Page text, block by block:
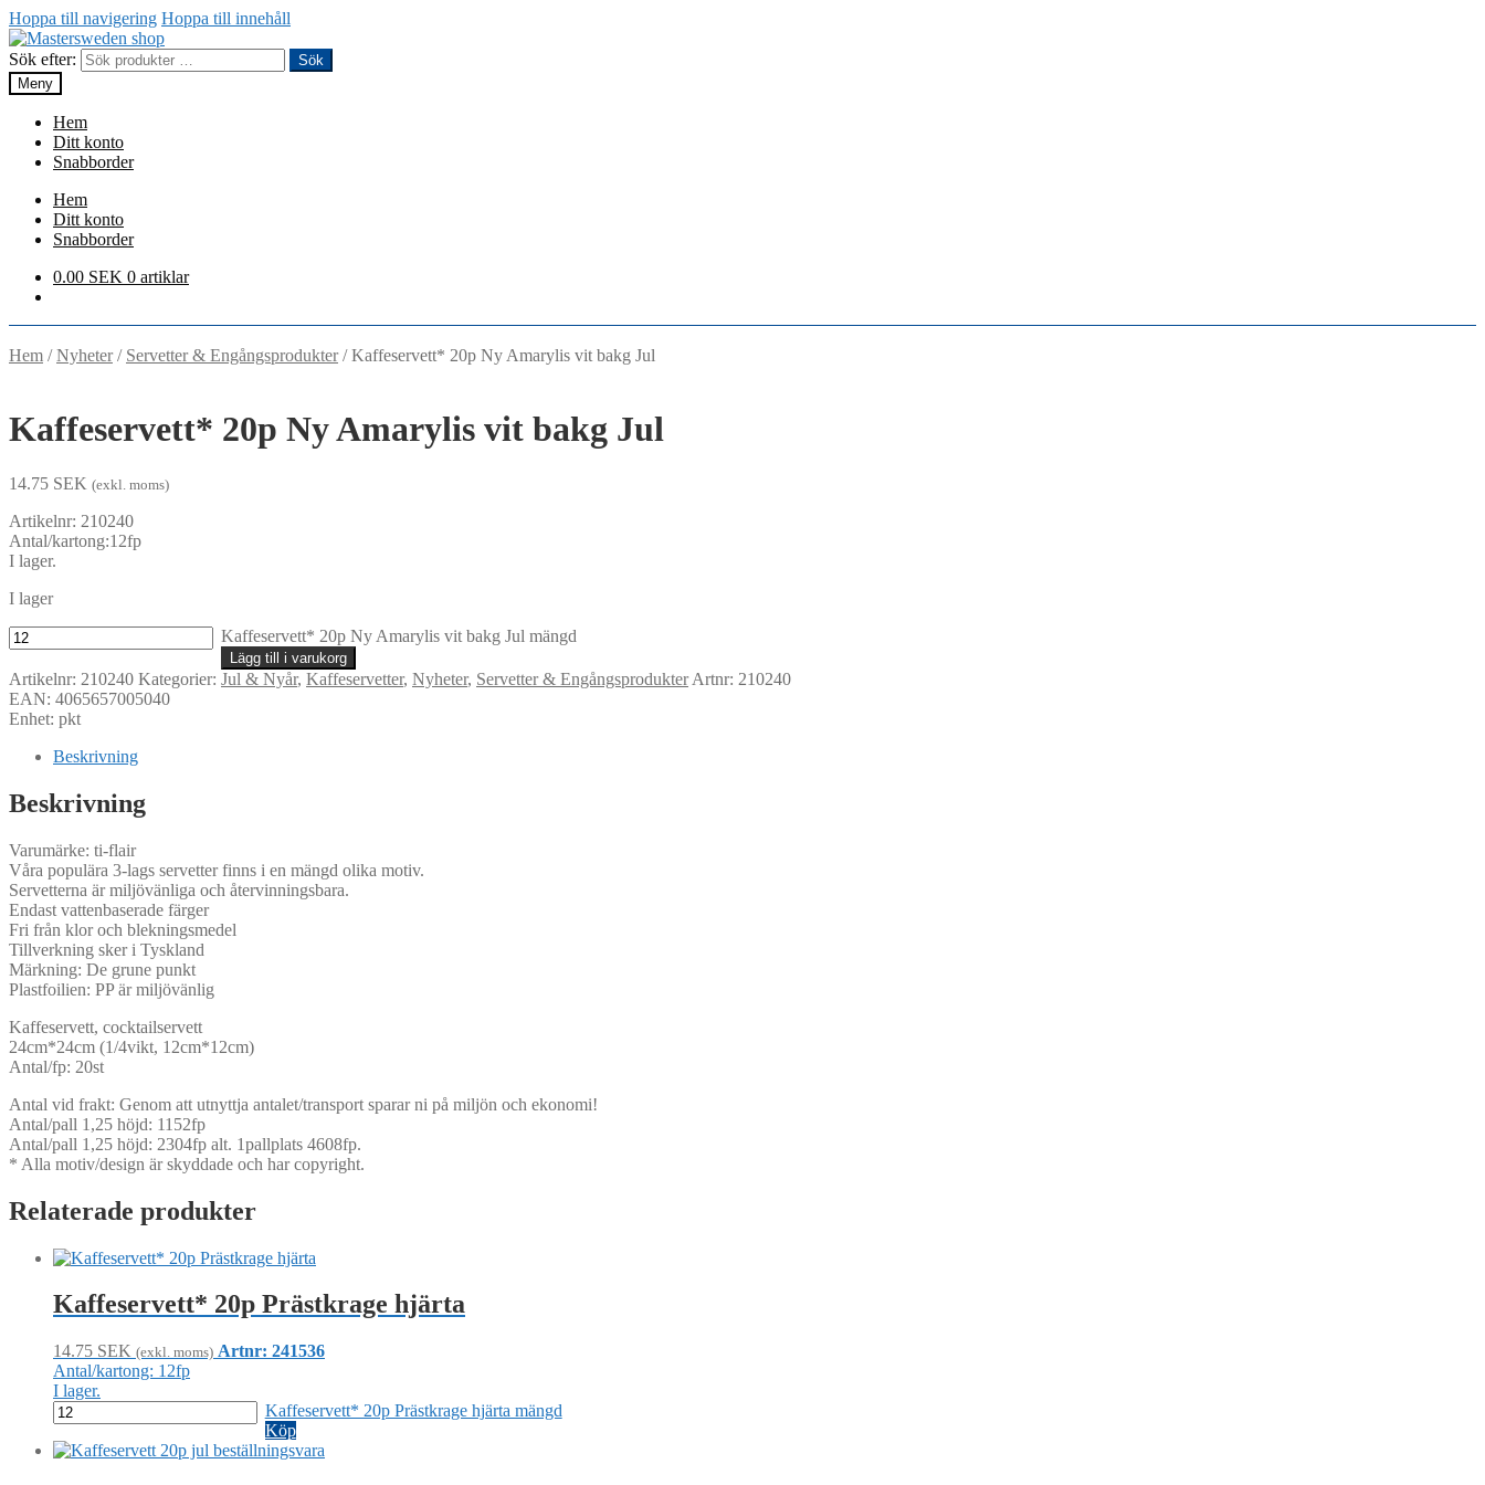
Hoppa till navigering Hoppa till innehåll
Sök efter:
Sök
Meny
Hem
Ditt konto
Snabborder
Hem
Ditt konto
Snabborder
0.00 SEK 0 artiklar
Hem /Nyheter/ Servetter & Engångsprodukter/Kaffeservett* 20p Ny Amarylis vit bakg Jul
Kaffeservett* 20p Ny Amarylis vit bakg Jul
14.75 SEK (exkl. moms)
Artikelnr: 210240
Antal/kartong:12fp
I lager.
I lager
Kaffeservett* 20p Ny Amarylis vit bakg Jul mängd
Lägg till i varukorg
Artikelnr: 210240 Kategorier: Jul & Nyår, Kaffeservetter, Nyheter, Servetter & EngångsprodukterArtnr: 210240
EAN: 4065657005040
Enhet: pkt
Beskrivning
Beskrivning
Varumärke: ti-flair
Våra populära 3-lags servetter finns i en mängd olika motiv.
Servetterna är miljövänliga och återvinningsbara.
Endast vattenbaserade färger
Fri från klor och blekningsmedel
Tillverkning sker i Tyskland
Märkning: De grune punkt
Plastfoilien: PP är miljövänlig
Kaffeservett, cocktailservett
24cm*24cm (1/4vikt, 12cm*12cm)
Antal/fp: 20st
Antal vid frakt: Genom att utnyttja antalet/transport sparar ni på miljön och ekonomi!
Antal/pall 1,25 höjd: 1152fp
Antal/pall 1,25 höjd: 2304fp alt. 1pallplats 4608fp.
* Alla motiv/design är skyddade och har copyright.
Relaterade produkter
Kaffeservett* 20p Prästkrage hjärta
14.75 SEK (exkl. moms) Artnr: 241536
Antal/kartong: 12fp
I lager.
Kaffeservett* 20p Prästkrage hjärta mängd
Köp